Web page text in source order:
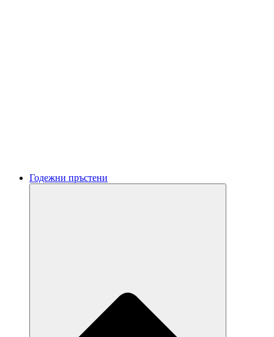
Годежни пръстени